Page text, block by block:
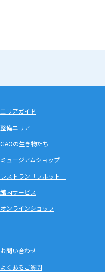
エリアガイド
整備エリア
GAOの生き物たち
ミュージアムショップ
レストラン「フルット」
館内サービス
オンラインショップ
お問い合わせ
よくあるご質問